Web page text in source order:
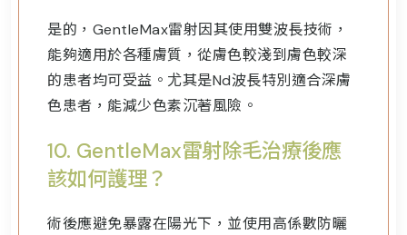
是的，GentleMax雷射因其使用雙波長技術，
能夠適用於各種膚質，從膚色較淺到膚色較深
的患者均可受益。尤其是Nd波長特別適合深膚
色患者，能減少色素沉著風險。
10. GentleMax雷射除毛治療後應
該如何護理？
術後應避免暴露在陽光下，並使用高係數防曬